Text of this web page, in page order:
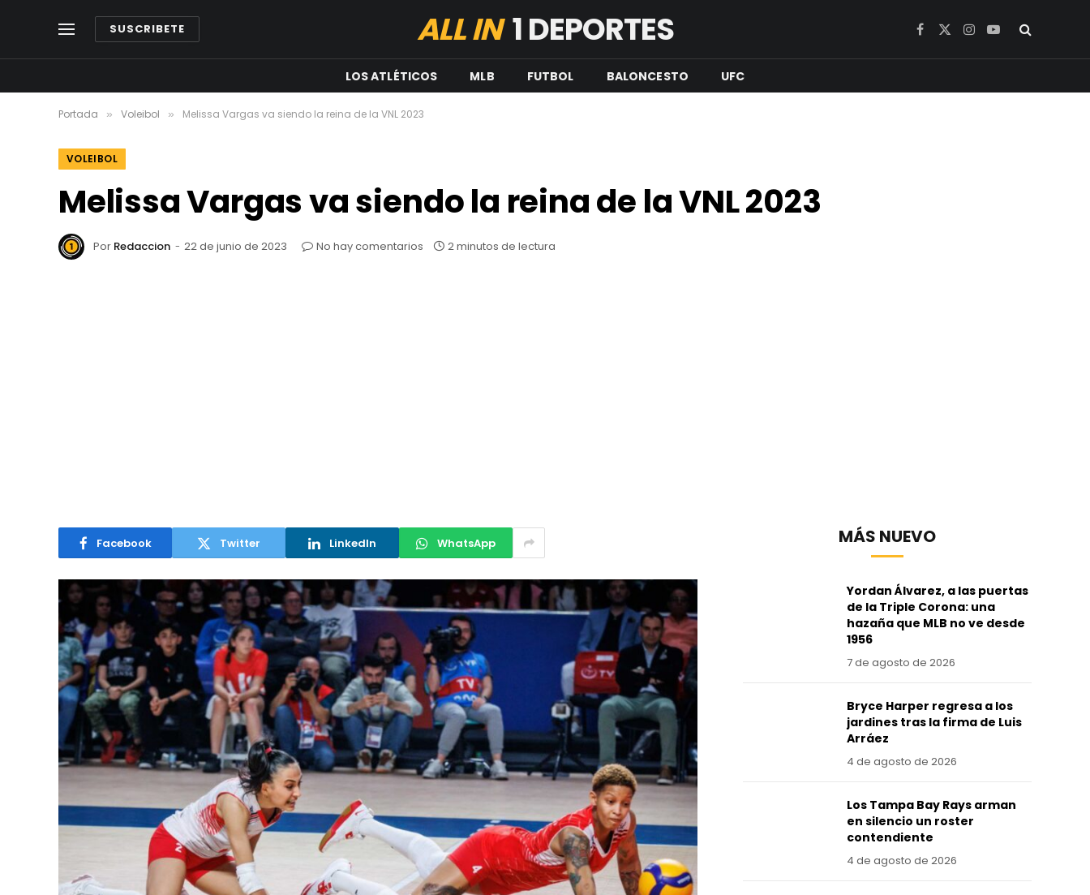
SUSCRIBETE ALL IN1 DEPORTES Facebook
X
Instagram
YouTube
LOS ATLÉTICOS MLB FUTBOL BALONCESTO UFC
Portada » Voleibol » Melissa Vargas va siendo la reina de la VNL 2023
VOLEIBOL
Melissa Vargas va siendo la reina de la VNL 2023
Por Redaccion 22 de junio de 2023 No hay comentarios 2 minutos de lectura
Facebook Twitter LinkedIn WhatsApp MÁS NUEVO
Yordan Álvarez, a las puertas
de la Triple Corona: una
hazaña que MLB no ve desde
1956
7 de agosto de 2026
Bryce Harper regresa a los
jardines tras la firma de Luis
Arráez
4 de agosto de 2026
Los Tampa Bay Rays arman
en silencio un roster
contendiente
4 de agosto de 2026